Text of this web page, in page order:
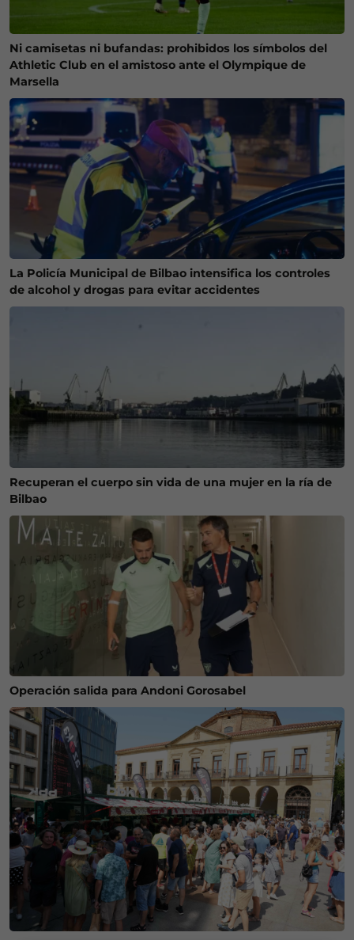
Ni camisetas ni bufandas: prohibidos los símbolos del
Athletic Club en el amistoso ante el Olympique de
Marsella
La Policía Municipal de Bilbao intensifica los controles
de alcohol y drogas para evitar accidentes
Recuperan el cuerpo sin vida de una mujer en la ría de
Bilbao
Operación salida para Andoni Gorosabel